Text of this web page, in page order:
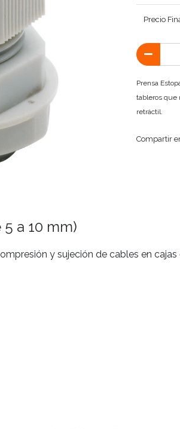
Precio
Prensa
tableros que
retráctil.
Compartir
5 a 10 mm)
y sujeción de cables en